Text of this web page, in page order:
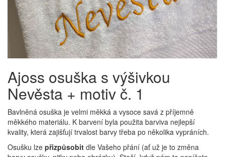
Ajoss osuška s výšivkou
Nevěsta + motiv č. 1
Bavlněná osuška je velmi měkká a vysoce savá z příjemně
měkkého materiálu. K barvení byla použita barviva nejlepší
kvality, která zajišťují trvalost barvy třeba po několika vypráních.
Osušku lze přizpůsobit dle Vašeho přání (ať už je to změna